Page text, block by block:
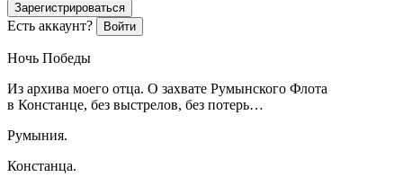
Зарегистрироваться
Есть аккаунт? Войти
Ночь Победы
Из архива моего отца. О захвате Румынского Флота
в Констанце, без выстрелов, без потерь…
Румыния.
Констанца.